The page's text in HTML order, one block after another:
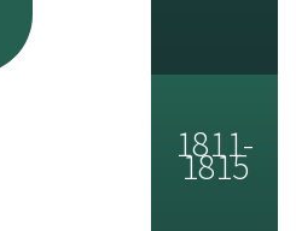
1811-
1815